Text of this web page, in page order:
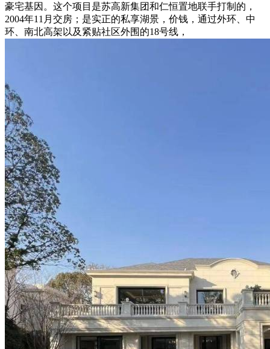
豪宅基因。这个项目是苏高新集团和仁恒置地联手打制的，
2004年11月交房；是实正的私享湖景，价钱，通过外环、中
环、南北高架以及紧贴社区外围的18号线，